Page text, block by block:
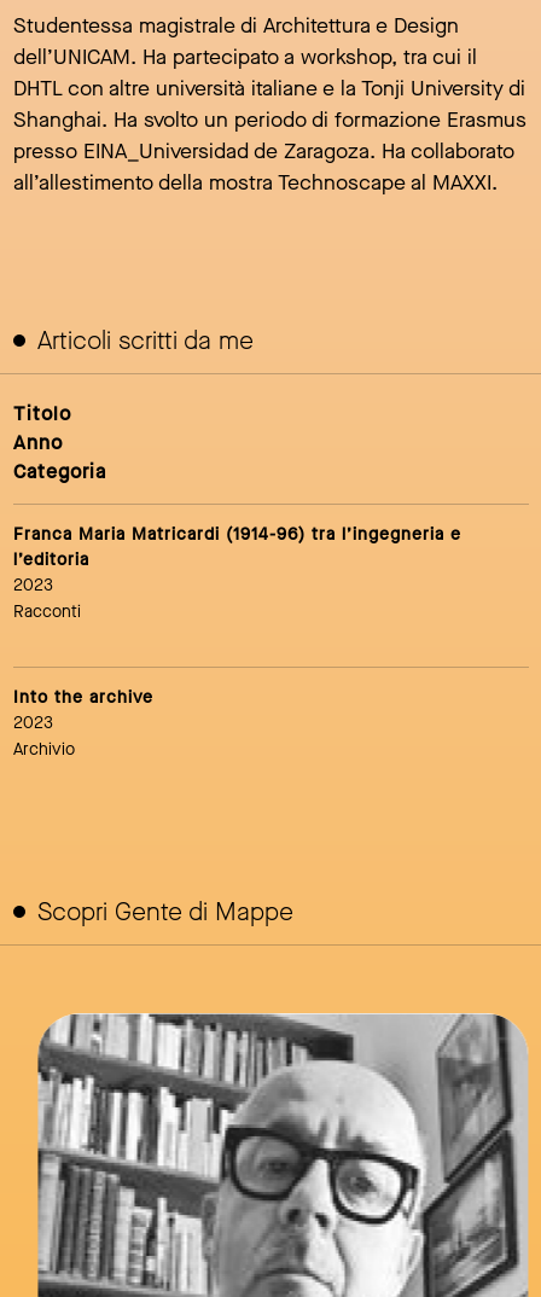
Studentessa magistrale di Architettura e Design
dell’UNICAM. Ha partecipato a workshop, tra cui il
DHTL con altre università italiane e la Tonji University di
Shanghai. Ha svolto un periodo di formazione Erasmus
presso EINA_Universidad de Zaragoza. Ha collaborato
all’allestimento della mostra Technoscape al MAXXI.
Articoli scritti da me
Titolo
Anno
Categoria
Franca Maria Matricardi (1914-96) tra l’ingegneria e
l’editoria
2023
Racconti
Into the archive
2023
Archivio
Scopri Gente di Mappe
link to page